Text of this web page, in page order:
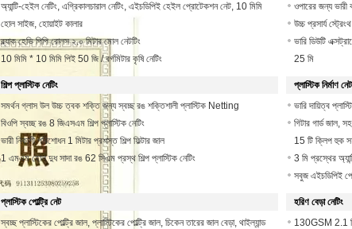
অ্যান্টি-হেইল নেটিং, এগ্রিকালচারাল নেটিং, এইচডিপিই হেইল প্রোটেকশন নেট, 10 মিমি
হোল সাইজ, হোয়াইট কালার
ব্ল্যাক হেভি পিপি রোলস ২.০ মিটার মোল নেটটিং
10 মিমি * 10 মিমি পিই 50 জি / বর্গমিটার কৃষি নেটিং
ওপারের জন্য ভারী
উচ্চ প্রসার্য
ভারি ডিউটি
25 মি
শিল্প প্লাস্টিক নেটিং
সমর্থন গ্লাস উল উচ্চ ত্বক শক্তি জন্য স্বচ্ছ রঙ শক্তিশালী প্লাস্টিক Netting
বিওপি স্বচ্ছ রঙ 8 জিএসএম শিল্প প্লাস্টিক নেটিং
ভারী নিকাশী পরিশোধন 1 মিটার প্রশস্ত শিল্প ফিল্টার জাল
1 এমএম হোল দুধ সাদা রঙ 62 সিএম প্রস্থ শিল্প প্লাস্টিক নেটিং
প্লাস্টিক নির্মাণ নেট
ভারি দায়িত্ব
গিটার গার্ড জাল,
15 টি ক্লিপ হুক
3 মি প্রস্থের
সবুজ এইচডিপিই
প্লাস্টিক পোল্ট্রি নেট
স্বচ্ছ প্লাস্টিকের পোল্ট্রি জাল, প্লাস্টিকের পোল্ট্রি জাল, চিকেন তারের জাল বেড়া, থাইল্যান্ড
হরিণ বেড়া নেটিং
130GSM 2.1